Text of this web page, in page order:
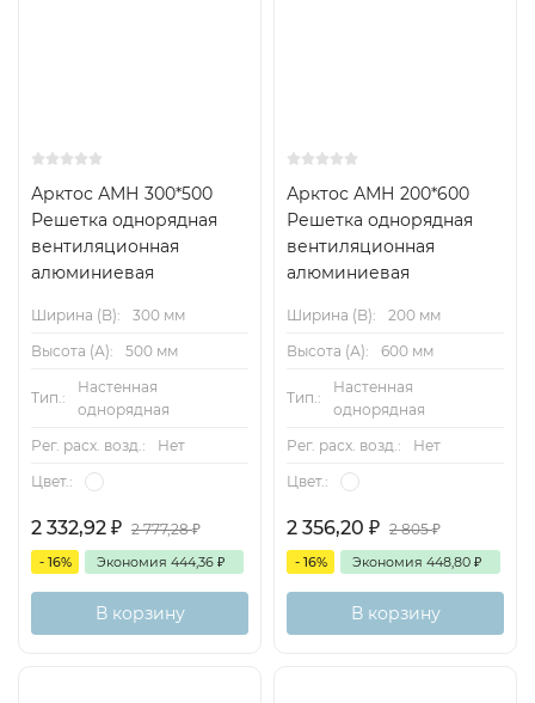
Арктос АМН 300*500
Решетка однорядная
вентиляционная
алюминиевая
Ширина (B):
300 мм
Высота (А):
500 мм
Тип.:
Настенная
однорядная
Рег. расх. возд.:
Нет
Цвет.:
2 332,92 ₽ 2 777,28₽
- 16% Экономия 444,36 ₽
В корзину
Арктос АМН 200*600
Решетка однорядная
вентиляционная
алюминиевая
Ширина (B):
200 мм
Высота (А):
600 мм
Тип.:
Настенная
однорядная
Рег. расх. возд.:
Нет
Цвет.:
2 356,20 ₽ 2 805₽
- 16% Экономия 448,80 ₽
В корзину